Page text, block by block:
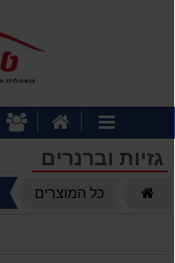
קטגוריותהביתגזיות וברנרים
כל המוצרים